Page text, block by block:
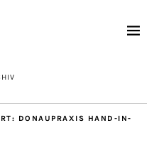
DONAUPRAXIS HAND-IN-